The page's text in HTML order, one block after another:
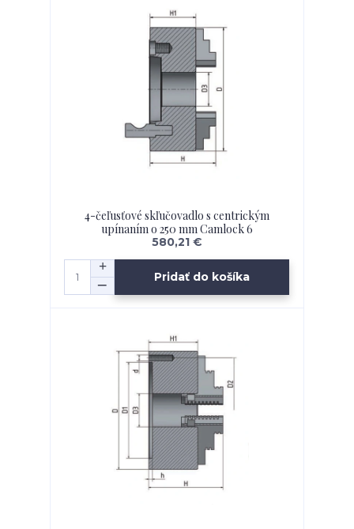
4-čeľusťové skľučovadlo s centrickým
upínaním o 250 mm Camlock 6
580,21 €
Pridať do košíka